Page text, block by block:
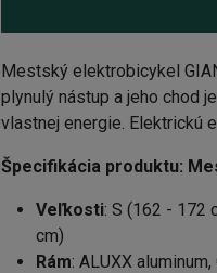
Mestský elektrobicykel
plynulý nástup a jeho chod
vlastnej energie. Elektrickú
Špecifikácia produktu:
Veľkosti: S (162 - 172
cm)
Rám: ALUXX